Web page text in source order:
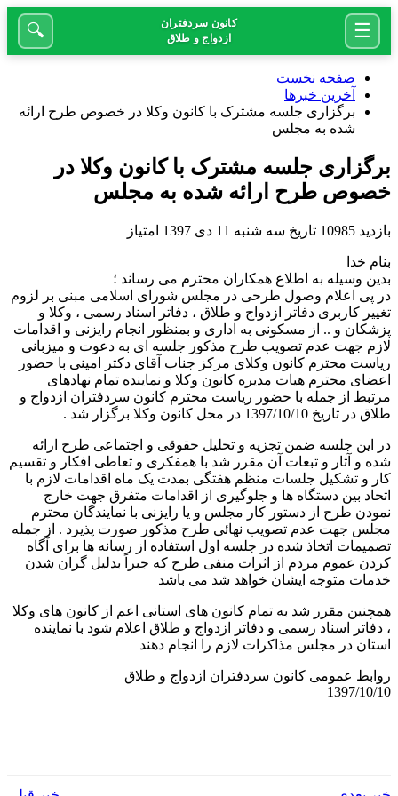
☰
کانون سردفتران
ازدواج و طلاق
🔍
صفحه نخست
آخرین خبرها
برگزاری جلسه مشترک با کانون وکلا در خصوص طرح ارائه
شده به مجلس
برگزاری جلسه مشترک با کانون وکلا در
خصوص طرح ارائه شده به مجلس
بازدید تاریخ سه شنبه 11 دی 1397 امتیاز
بنام خدا
بدین وسیله به اطلاع همکاران محترم می رساند ؛
در پی اعلام وصول طرحی در مجلس شورای اسلامی مبنی بر لزوم
تغییر کاربری دفاتر ازدواج و طلاق ، دفاتر اسناد رسمی ، وکلا و
پزشکان و .. از مسکونی به اداری و بمنظور انجام رایزنی و اقدامات
لازم جهت عدم تصویب طرح مذکور جلسه ای به دعوت و میزبانی
ریاست محترم کانون وکلای مرکز جناب آقای دکتر امینی با حضور
اعضای محترم هیات مدیره کانون وکلا و نماینده تمام نهادهای
مرتبط از جمله با حضور ریاست محترم کانون سردفتران ازدواج و
طلاق در تاریخ 1397/10/10 در محل کانون وکلا برگزار شد .
در این جلسه ضمن تجزیه و تحلیل حقوقی و اجتماعی طرح ارائه
شده و آثار و تبعات آن مقرر شد با همفکری و تعاطی افکار و تقسیم
کار و تشکیل جلسات منظم هفتگی بمدت یک ماه اقدامات لازم با
اتحاد بین دستگاه ها و جلوگیری از اقدامات متفرق جهت خارج
نمودن طرح از دستور کار مجلس و یا رایزنی با نمایندگان محترم
مجلس جهت عدم تصویب نهائی طرح مذکور صورت پذیرد . از جمله
تصمیمات اتخاذ شده در جلسه اول استفاده از رسانه ها برای آگاه
کردن عموم مردم از اثرات منفی طرح که جبراً بدلیل گران شدن
خدمات متوجه ایشان خواهد شد می باشد
همچنین مقرر شد به تمام کانون های استانی اعم از کانون های وکلا
، دفاتر اسناد رسمی و دفاتر ازدواج و طلاق اعلام شود با نماینده
استان در مجلس مذاکرات لازم را انجام دهند
روابط عمومی کانون سردفتران ازدواج و طلاق
1397/10/10